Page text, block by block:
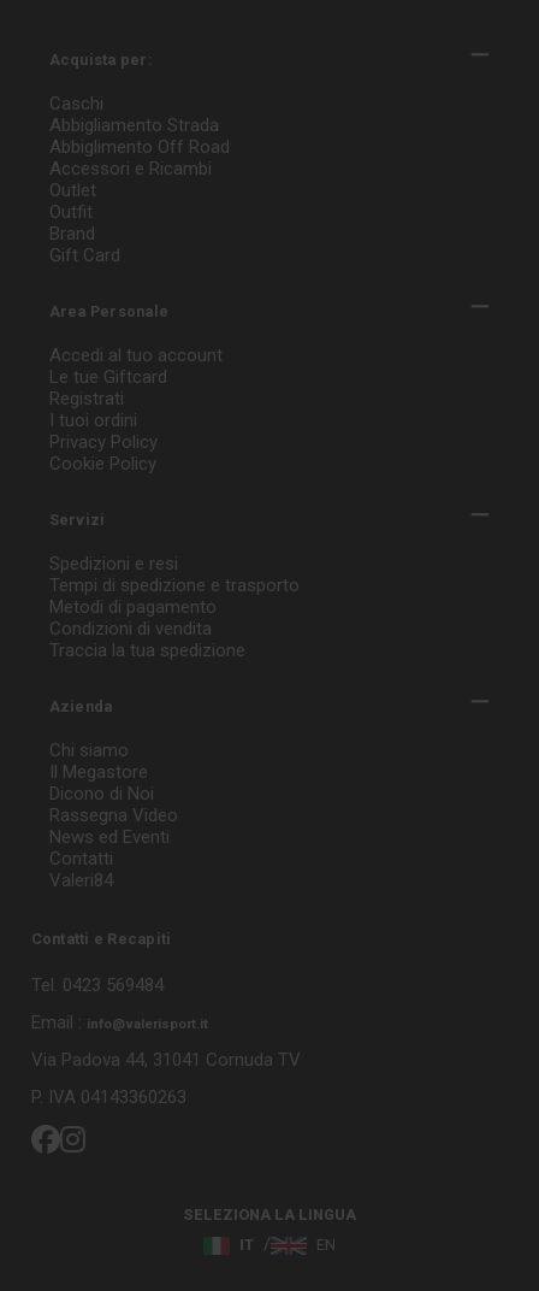
Acquista per:
Caschi
Abbigliamento Strada
Abbiglimento Off Road
Accessori e Ricambi
Outlet
Outfit
Brand
Gift Card
Area Personale
Accedi al tuo account
Le tue Giftcard
Registrati
I tuoi ordini
Privacy Policy
Cookie Policy
Servizi
Spedizioni e resi
Tempi di spedizione e trasporto
Metodi di pagamento
Condizioni di vendita
Traccia la tua spedizione
Azienda
Chi siamo
Il Megastore
Dicono di Noi
Rassegna Video
News ed Eventi
Contatti
Valeri84
Contatti e Recapiti
Tel. 0423 569484
Email : info@valerisport.it
Via Padova 44, 31041 Cornuda TV
P. IVA 04143360263
SELEZIONA LA LINGUA
IT
EN